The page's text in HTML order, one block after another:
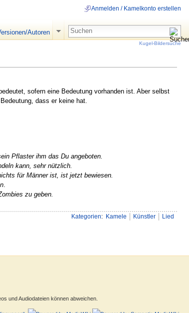
sofern eine Bedeutung vorhanden ist. Aber selbst
dass er keine hat.
Pflaster ihm das Du angeboten.
kann, sehr nützlich.
für Männer ist, ist jetzt bewiesen.
.
zu geben.
Kategorien: Kamele Künstler Lied
Anmelden / Kamelkonto erstellen
Autoren
Kugel-Bildersuche
und Audiodateien können abweichen.